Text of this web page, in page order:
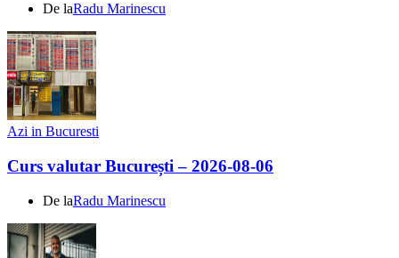
De laRadu Marinescu
Azi in Bucuresti
Curs valutar București – 2026-08-06
De laRadu Marinescu